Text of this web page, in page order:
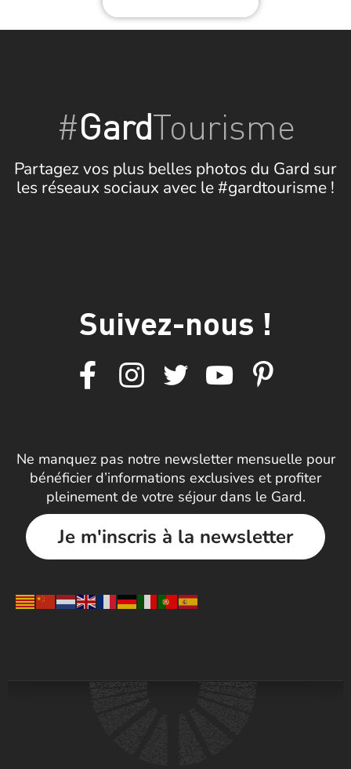
#GardTourisme
Partagez vos plus belles photos du Gard sur
les réseaux sociaux avec le #gardtourisme !
Suivez-nous !
Ne manquez pas notre newsletter mensuelle pour
bénéficier d’informations exclusives et profiter
pleinement de votre séjour dans le Gard.
Je m'inscris à la newsletter